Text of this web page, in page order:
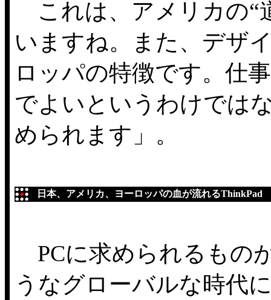
これは、アメリカの“
いますね。また、デザ
ロッパの特徴です。仕
でよいというわけでは
められます」。
日本、アメリカ、ヨーロッパの血が流れるThinkPad
PCに求められるもの
うなグローバルな時代